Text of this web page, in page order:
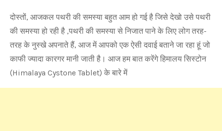
दोस्तों, आजकल पथरी की समस्या बहुत आम हो गई है जिसे देखो उसे पथरी
की समस्या हो रही है ,पथरी की समस्या से निजात पाने के लिए लोग तरह-
तरह के नुस्खे अपनाते हैं, आज में आपको एक ऐसी दवाई बताने जा रहा हूं जो
काफी ज्यादा कारगर मानी जाती है। आज हम बात करेंगे हिमालय सिस्टोन
(Himalaya Cystone Tablet) के बारे में